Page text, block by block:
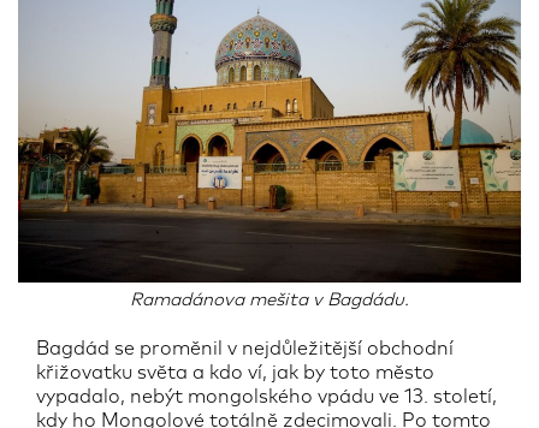
Ramadánova mešita v Bagdádu.
Bagdád se proměnil v nejdůležitější obchodní
křižovatku světa a kdo ví, jak by toto město
vypadalo, nebýt mongolského vpádu ve 13. století,
kdy ho Mongolové totálně zdecimovali. Po tomto